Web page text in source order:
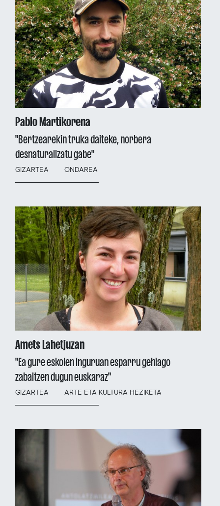
Pablo Martikorena
"Bertzearekin truka daiteke, norbera
desnaturalizatu gabe"
GIZARTEA ONDAREA
Amets Lahetjuzan
"Ea gure eskolen inguruan esparru gehiago
zabaltzen dugun euskaraz"
GIZARTEA ARTE ETA KULTURA HEZIKETA